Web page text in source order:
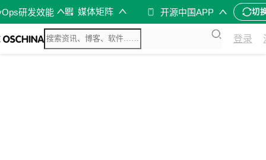
研发效能 媒体矩阵 开源中国APP 切
登录